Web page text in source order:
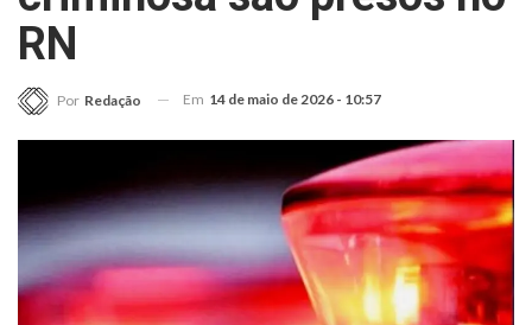
RN
Por Redação Em 14 de maio de 2026 - 10:57